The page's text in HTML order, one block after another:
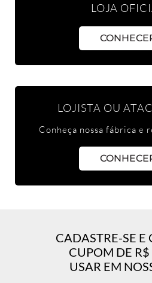
LOJA
LOJISTA OU
Conheça nossa fábrica e
CADASTRE-SE E
CUPOM DE
USAR EM